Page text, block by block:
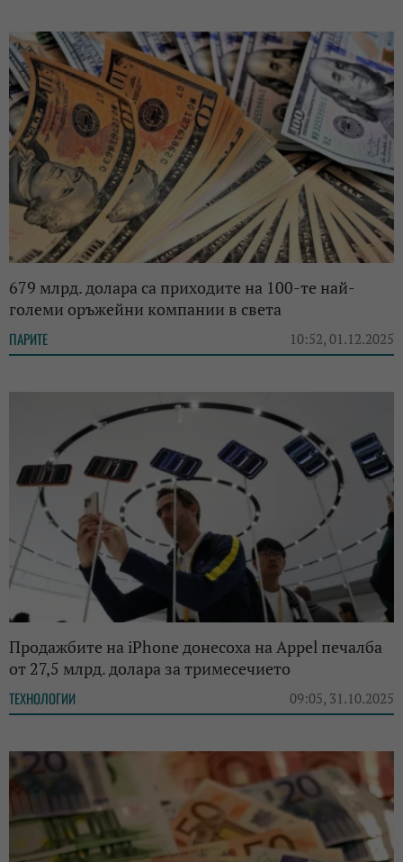
679 млрд. долара са приходите на 100-те най-
големи оръжейни компании в света
ПАРИТЕ 10:52, 01.12.2025
Продажбите на iPhone донесоха на Appel печалба
от 27,5 млрд. долара за тримесечието
ТЕХНОЛОГИИ 09:05, 31.10.2025